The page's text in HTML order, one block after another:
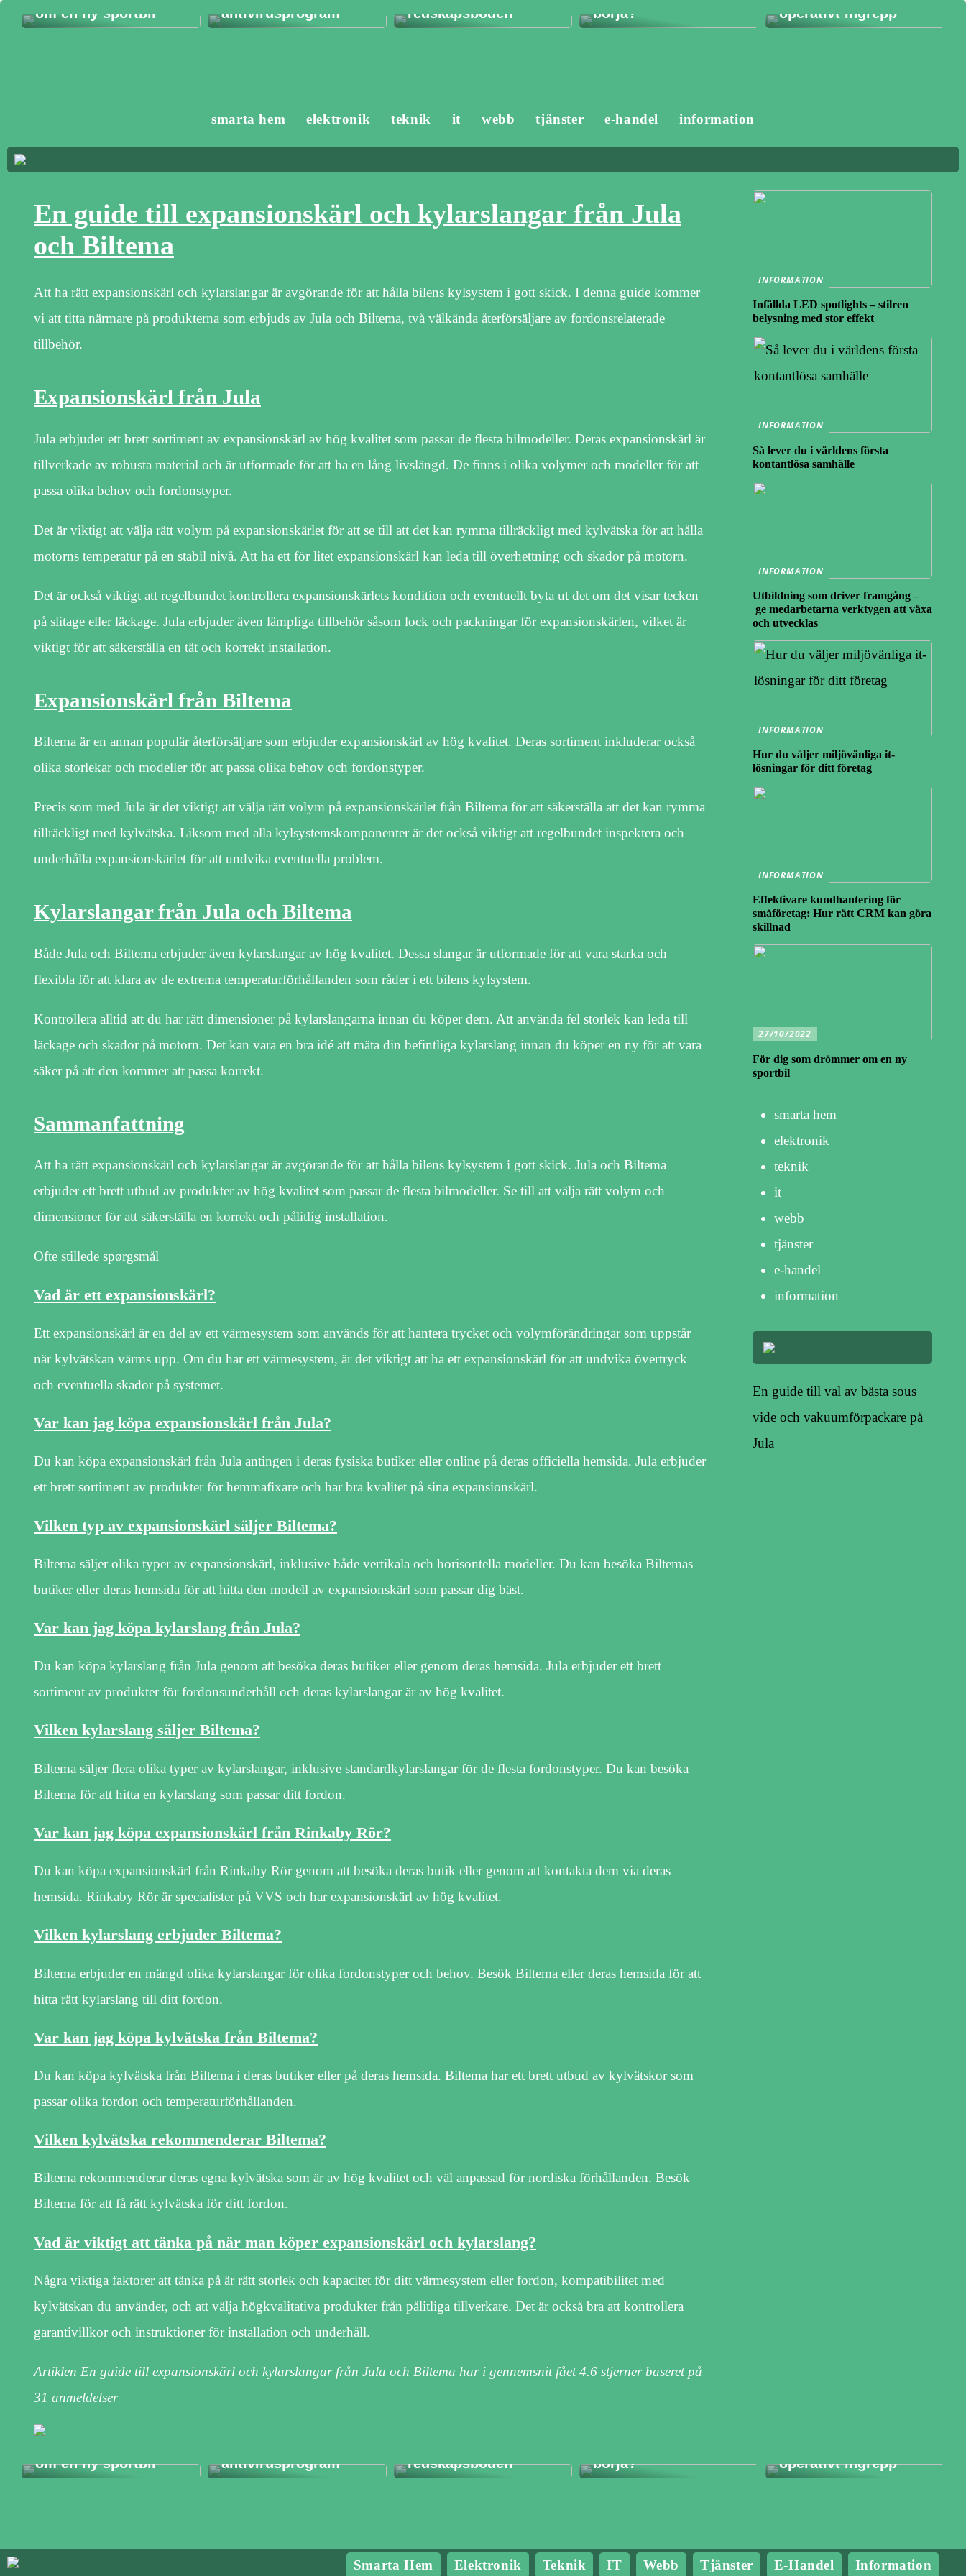
om en ny sportbil
antivirusprogram
redskapsboden
börja?
operativt ingrepp
smarta hem elektronik teknik it webb tjänster e-handel information
En guide till expansionskärl och kylarslangar från Jula
och Biltema
Att ha rätt expansionskärl och kylarslangar är avgörande för att hålla bilens kylsystem i gott skick. I denna guide kommer
vi att titta närmare på produkterna som erbjuds av Jula och Biltema, två välkända återförsäljare av fordonsrelaterade
tillbehör.
Expansionskärl från Jula
Jula erbjuder ett brett sortiment av expansionskärl av hög kvalitet som passar de flesta bilmodeller. Deras expansionskärl är
tillverkade av robusta material och är utformade för att ha en lång livslängd. De finns i olika volymer och modeller för att
passa olika behov och fordonstyper.
Det är viktigt att välja rätt volym på expansionskärlet för att se till att det kan rymma tillräckligt med kylvätska för att hålla
motorns temperatur på en stabil nivå. Att ha ett för litet expansionskärl kan leda till överhettning och skador på motorn.
Det är också viktigt att regelbundet kontrollera expansionskärlets kondition och eventuellt byta ut det om det visar tecken
på slitage eller läckage. Jula erbjuder även lämpliga tillbehör såsom lock och packningar för expansionskärlen, vilket är
viktigt för att säkerställa en tät och korrekt installation.
Expansionskärl från Biltema
Biltema är en annan populär återförsäljare som erbjuder expansionskärl av hög kvalitet. Deras sortiment inkluderar också
olika storlekar och modeller för att passa olika behov och fordonstyper.
Precis som med Jula är det viktigt att välja rätt volym på expansionskärlet från Biltema för att säkerställa att det kan rymma
tillräckligt med kylvätska. Liksom med alla kylsystemskomponenter är det också viktigt att regelbundet inspektera och
underhålla expansionskärlet för att undvika eventuella problem.
Kylarslangar från Jula och Biltema
Både Jula och Biltema erbjuder även kylarslangar av hög kvalitet. Dessa slangar är utformade för att vara starka och
flexibla för att klara av de extrema temperaturförhållanden som råder i ett bilens kylsystem.
Kontrollera alltid att du har rätt dimensioner på kylarslangarna innan du köper dem. Att använda fel storlek kan leda till
läckage och skador på motorn. Det kan vara en bra idé att mäta din befintliga kylarslang innan du köper en ny för att vara
säker på att den kommer att passa korrekt.
Sammanfattning
Att ha rätt expansionskärl och kylarslangar är avgörande för att hålla bilens kylsystem i gott skick. Jula och Biltema
erbjuder ett brett utbud av produkter av hög kvalitet som passar de flesta bilmodeller. Se till att välja rätt volym och
dimensioner för att säkerställa en korrekt och pålitlig installation.
Ofte stillede spørgsmål
Vad är ett expansionskärl?
Ett expansionskärl är en del av ett värmesystem som används för att hantera trycket och volymförändringar som uppstår
när kylvätskan värms upp. Om du har ett värmesystem, är det viktigt att ha ett expansionskärl för att undvika övertryck
och eventuella skador på systemet.
Var kan jag köpa expansionskärl från Jula?
Du kan köpa expansionskärl från Jula antingen i deras fysiska butiker eller online på deras officiella hemsida. Jula erbjuder
ett brett sortiment av produkter för hemmafixare och har bra kvalitet på sina expansionskärl.
Vilken typ av expansionskärl säljer Biltema?
Biltema säljer olika typer av expansionskärl, inklusive både vertikala och horisontella modeller. Du kan besöka Biltemas
butiker eller deras hemsida för att hitta den modell av expansionskärl som passar dig bäst.
Var kan jag köpa kylarslang från Jula?
Du kan köpa kylarslang från Jula genom att besöka deras butiker eller genom deras hemsida. Jula erbjuder ett brett
sortiment av produkter för fordonsunderhåll och deras kylarslangar är av hög kvalitet.
Vilken kylarslang säljer Biltema?
Biltema säljer flera olika typer av kylarslangar, inklusive standardkylarslangar för de flesta fordonstyper. Du kan besöka
Biltema för att hitta en kylarslang som passar ditt fordon.
Var kan jag köpa expansionskärl från Rinkaby Rör?
Du kan köpa expansionskärl från Rinkaby Rör genom att besöka deras butik eller genom att kontakta dem via deras
hemsida. Rinkaby Rör är specialister på VVS och har expansionskärl av hög kvalitet.
Vilken kylarslang erbjuder Biltema?
Biltema erbjuder en mängd olika kylarslangar för olika fordonstyper och behov. Besök Biltema eller deras hemsida för att
hitta rätt kylarslang till ditt fordon.
Var kan jag köpa kylvätska från Biltema?
Du kan köpa kylvätska från Biltema i deras butiker eller på deras hemsida. Biltema har ett brett utbud av kylvätskor som
passar olika fordon och temperaturförhållanden.
Vilken kylvätska rekommenderar Biltema?
Biltema rekommenderar deras egna kylvätska som är av hög kvalitet och väl anpassad för nordiska förhållanden. Besök
Biltema för att få rätt kylvätska för ditt fordon.
Vad är viktigt att tänka på när man köper expansionskärl och kylarslang?
Några viktiga faktorer att tänka på är rätt storlek och kapacitet för ditt värmesystem eller fordon, kompatibilitet med
kylvätskan du använder, och att välja högkvalitativa produkter från pålitliga tillverkare. Det är också bra att kontrollera
garantivillkor och instruktioner för installation och underhåll.
Artiklen En guide till expansionskärl och kylarslangar från Jula och Biltema har i gennemsnit fået4.6 stjerner baseret på
31 anmeldelser
INFORMATION
Infällda LED spotlights – stilren
belysning med stor effekt
INFORMATION
Så lever du i världens första
kontantlösa samhälle
INFORMATION
Utbildning som driver framgång –
ge medarbetarna verktygen att växa
och utvecklas
INFORMATION
Hur du väljer miljövänliga it-
lösningar för ditt företag
INFORMATION
Effektivare kundhantering för
småföretag: Hur rätt CRM kan göra
skillnad
27/10/2022
För dig som drömmer om en ny
sportbil
smarta hem
elektronik
teknik
it
webb
tjänster
e-handel
information
En guide till val av bästa sous
vide och vakuumförpackare på
Jula
om en ny sportbil
antivirusprogram
redskapsboden
börja?
operativt ingrepp
Smarta Hem Elektronik Teknik IT Webb Tjänster E-Handel Information